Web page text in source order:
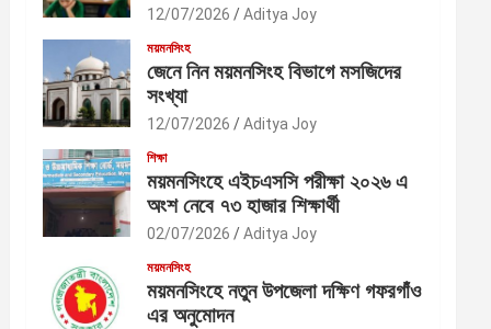
12/07/2026 Aditya Joy
ময়মনসিংহ
জেনে নিন ময়মনসিংহ বিভাগে মসজিদের
সংখ্যা
12/07/2026 Aditya Joy
শিক্ষা
ময়মনসিংহে এইচএসসি পরীক্ষা ২০২৬ এ
অংশ নেবে ৭৩ হাজার শিক্ষার্থী
02/07/2026 Aditya Joy
ময়মনসিংহ
ময়মনসিংহে নতুন উপজেলা দক্ষিণ গফরগাঁও
এর অনুমোদন